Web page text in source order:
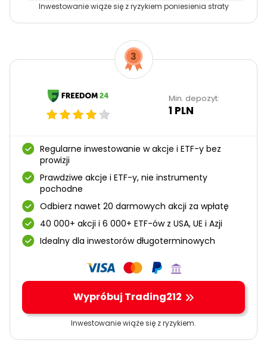
Inwestowanie wiąże się z ryzykiem poniesienia straty
Min. depozyt:
1 PLN
Regularne inwestowanie w akcje i ETF-y bez
prowizji
Prawdziwe akcje i ETF-y, nie instrumenty
pochodne
Odbierz nawet 20 darmowych akcji za wpłatę
40 000+ akcji i 6 000+ ETF-ów z USA, UE i Azji
Idealny dla inwestorów długoterminowych
Wypróbuj Trading212
Inwestowanie wiąże się z ryzykiem.